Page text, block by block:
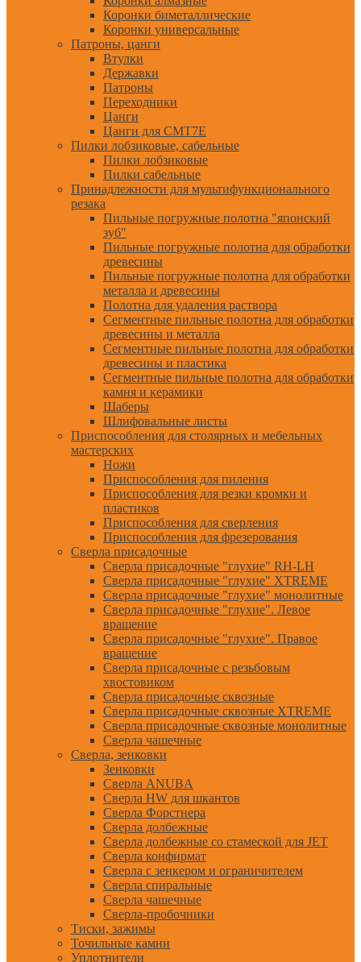
Коронки биметаллические
Коронки универсальные
Патроны, цанги
Втулки
Державки
Патроны
Переходники
Цанги
Цанги для CMT7E
Пилки лобзиковые, сабельные
Пилки лобзиковые
Пилки сабельные
Принадлежности для мультифункционального
резака
Пильные погружные полотна "японский
зуб"
Пильные погружные полотна для обработки
древесины
Пильные погружные полотна для обработки
металла и древесины
Полотна для удаления раствора
Сегментные пильные полотна для обработки
древесины и металла
Сегментные пильные полотна для обработки
древесины и пластика
Сегментные пильные полотна для обработки
камня и керамики
Шаберы
Шлифовальные листы
Приспособления для столярных и мебельных
мастерских
Ножи
Приспособления для пиления
Приспособления для резки кромки и
пластиков
Приспособления для сверления
Приспособления для фрезерования
Сверла присадочные
Сверла присадочные "глухие" RH-LH
Сверла присадочные "глухие" XTREME
Сверла присадочные "глухие" монолитные
Сверла присадочные "глухие". Левое
вращение
Сверла присадочные "глухие". Правое
вращение
Сверла присадочные с резьбовым
хвостовиком
Сверла присадочные сквозные
Сверла присадочные сквозные XTREME
Сверла присадочные сквозные монолитные
Сверла чашечные
Сверла, зенковки
Зенковки
Сверла ANUBA
Сверла HW для шкантов
Сверла Форстнера
Сверла долбежные
Сверла долбежные со стамеской для JET
Сверла конфирмат
Сверла с зенкером и ограничителем
Сверла спиральные
Сверла чашечные
Сверла-пробочники
Тиски, зажимы
Точильные камни
Уплотнители